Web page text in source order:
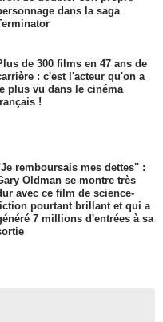
dans la saga
de 300 films en 47 ans de
: c'est l'acteur qu'on a
le plus vu dans le cinéma
!
remboursais mes dettes" :
Oldman se montre très
avec ce film de science-
pourtant brillant et qui a
7 millions d'entrées à sa